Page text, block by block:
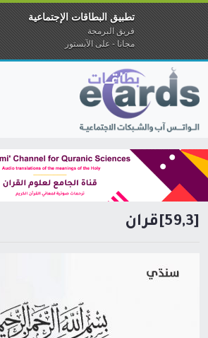
[59,3]قرآن
تطبيق البطاقات الإجتماعية
فريق البرمجة
مجانا - على الآبستور